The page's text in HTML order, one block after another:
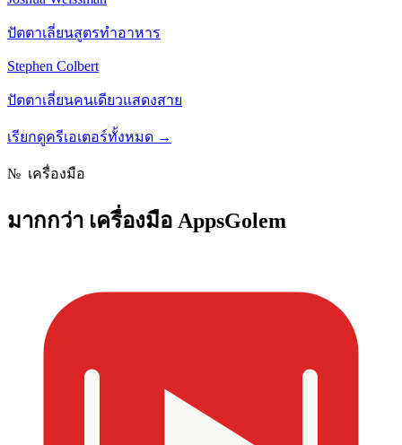
ปัตตาเลี่ยนสูตรทําอาหาร
Stephen Colbert
ปัตตาเลี่ยนคนเดียวแสดงสาย
เรียกดูครีเอเตอร์ทั้งหมด →
№ เครื่องมือ
มากกว่า เครื่องมือ AppsGolem